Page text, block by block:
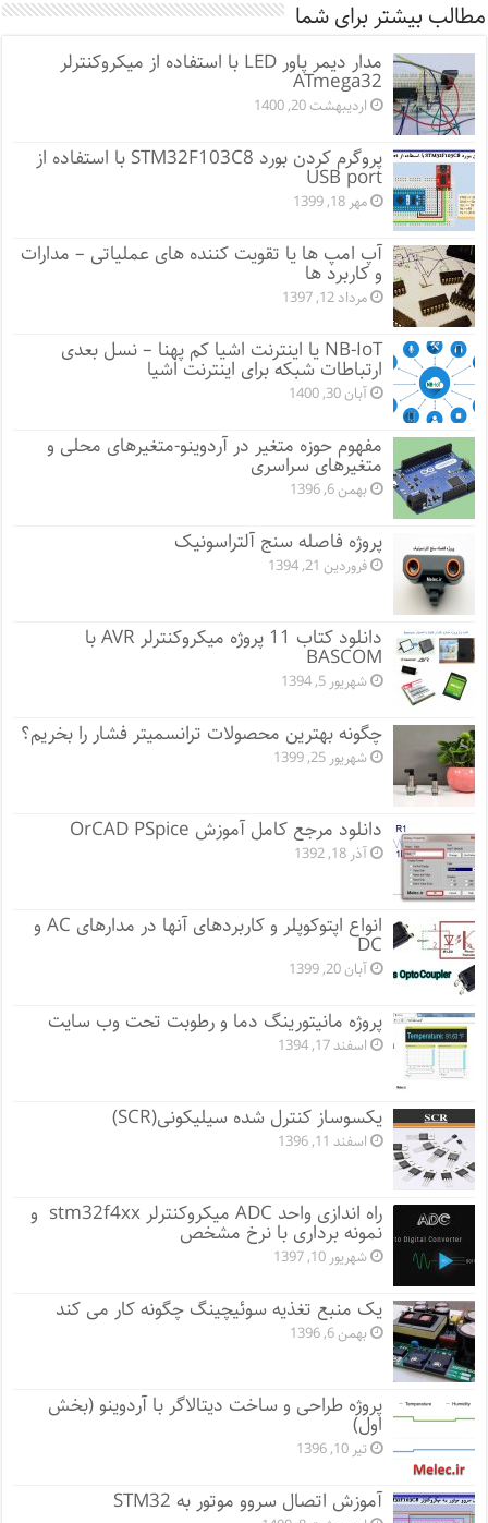
مطالب بیشتر برای شما
مدار دیمر پاور LED با استفاده از میکروکنترلر
ATmega32
اردیبهشت 20, 1400
پروگرم کردن بورد STM32F103C8 با استفاده از
USB port
مهر 18, 1399
آپ امپ ها یا تقویت کننده های عملیاتی – مدارات
و کاربرد ها
مرداد 12, 1397
NB-IoT یا اینترنت اشیا کم پهنا – نسل بعدی
ارتباطات شبکه برای اینترنت اشیا
آبان 30, 1400
مفهوم حوزه متغیر در آردوینو-متغیرهای محلی و
متغیرهای سراسری
بهمن 6, 1396
پروژه فاصله سنج آلتراسونیک
فروردین 21, 1394
دانلود کتاب 11 پروژه میکروکنترلر AVR با
BASCOM
شهریور 5, 1394
چگونه بهترین محصولات ترانسمیتر فشار را بخریم؟
شهریور 25, 1399
دانلود مرجع کامل آموزش OrCAD PSpice
آذر 18, 1392
انواع اپتوکوپلر و کاربردهای آنها در مدارهای AC و
DC
آبان 20, 1399
پروژه مانيتورينگ دما و رطوبت تحت وب سایت
اسفند 17, 1394
یکسوساز کنترل شده سیلیکونی(SCR)
اسفند 11, 1396
راه اندازی واحد ADC میکروکنترلر stm32f4xx و
نمونه برداری با نرخ مشخص
شهریور 10, 1397
یک منبع تغذیه سوئیچینگ چگونه کار می کند
بهمن 6, 1396
پروژه طراحی و ساخت دیتالاگر با آردوینو (بخش
اول)
تیر 10, 1396
آموزش اتصال سروو موتور به STM32